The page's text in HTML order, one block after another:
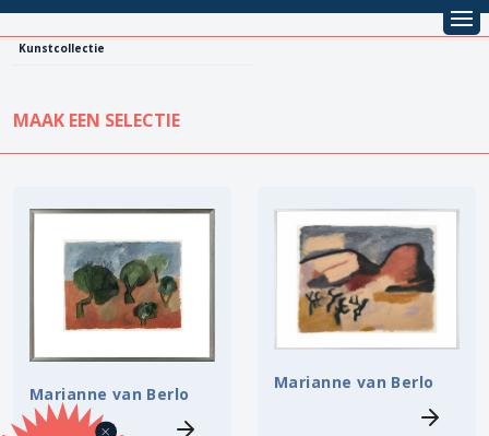
Kunstcollectie
MAAK EEN SELECTIE
KUNSTCOLLECTIE
Alle kunstwerken
Vestiging
Onderwerp
Marianne van Berlo
Marianne van Berlo